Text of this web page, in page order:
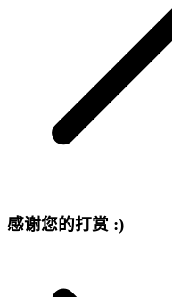
感谢您的打赏 :)